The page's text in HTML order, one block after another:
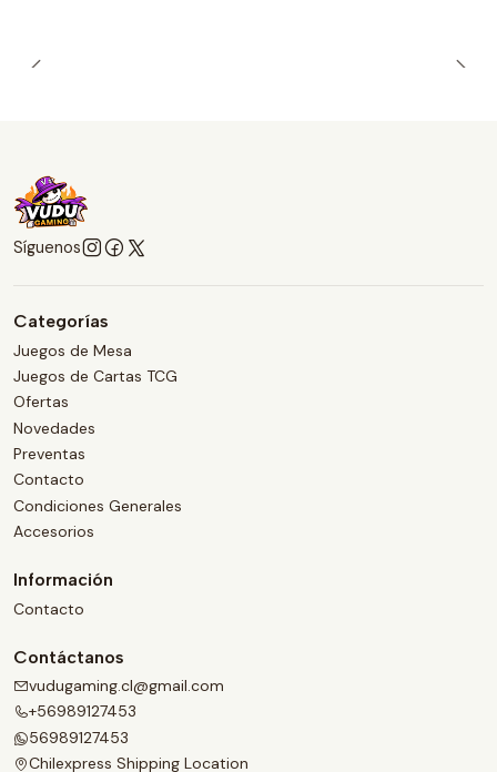
Síguenos
Categorías
Juegos de Mesa
Juegos de Cartas TCG
Ofertas
Novedades
Preventas
Contacto
Condiciones Generales
Accesorios
Información
Contacto
Contáctanos
vudugaming.cl@gmail.com
+56989127453
56989127453
Chilexpress Shipping Location